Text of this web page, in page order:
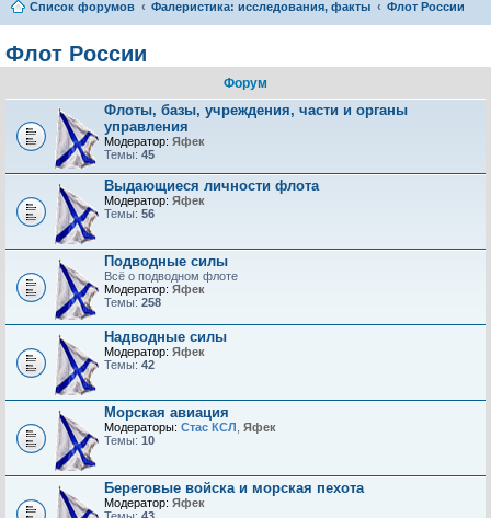
Список форумов Фалеристика: исследования, факты Флот России
Флот России
Форум
Флоты, базы, учреждения, части и органы
управления
Модератор: Яфек
Темы: 45
Выдающиеся личности флота
Модератор: Яфек
Темы: 56
Подводные силы
Всё о подводном флоте
Модератор: Яфек
Темы: 258
Надводные силы
Модератор: Яфек
Темы: 42
Морская авиация
Модераторы: Стас КСЛ Яфек
Темы: 10
Береговые войска и морская пехота
Модератор: Яфек